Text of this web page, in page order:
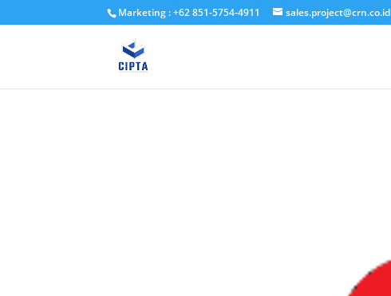
Marketing : +62 851-5754-4911 sales.project@crn.co.id